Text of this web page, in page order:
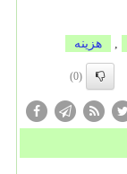
هزینه
(0)